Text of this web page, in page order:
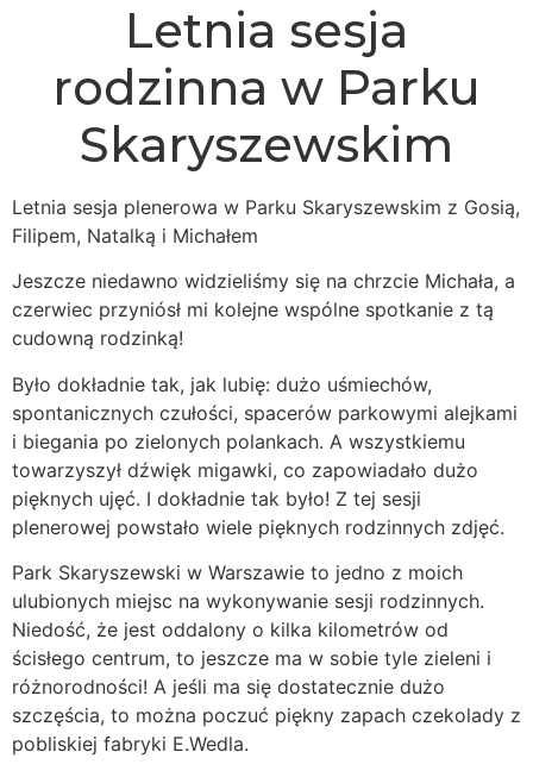
Letnia sesja
rodzinna w Parku
Skaryszewskim
Letnia sesja plenerowa w Parku Skaryszewskim z Gosią,
Filipem, Natalką i Michałem
Jeszcze niedawno widzieliśmy się na chrzcie Michała, a
czerwiec przyniósł mi kolejne wspólne spotkanie z tą
cudowną rodzinką!
Było dokładnie tak, jak lubię: dużo uśmiechów,
spontanicznych czułości, spacerów parkowymi alejkami
i biegania po zielonych polankach. A wszystkiemu
towarzyszył dźwięk migawki, co zapowiadało dużo
pięknych ujęć. I dokładnie tak było! Z tej sesji
plenerowej powstało wiele pięknych rodzinnych zdjęć.
Park Skaryszewski w Warszawie to jedno z moich
ulubionych miejsc na wykonywanie sesji rodzinnych.
Niedość, że jest oddalony o kilka kilometrów od
ścisłego centrum, to jeszcze ma w sobie tyle zieleni i
różnorodności! A jeśli ma się dostatecznie dużo
szczęścia, to można poczuć piękny zapach czekolady z
pobliskiej fabryki E.Wedla.